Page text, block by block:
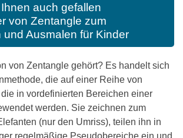
auch gefallen
von Zentangle zum
Ausmalen für Kinder
von Zentangle gehört? Es handelt sich
die auf einer Reihe von
die in vordefinierten Bereichen einer
werden. Sie zeichnen zum
(nur den Umriss), teilen ihn in
regelmäßige Pseudobereiche ein und